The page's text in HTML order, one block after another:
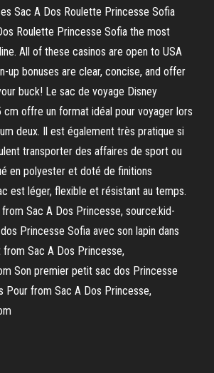
Sac A Dos Roulette Princesse Sofia
Roulette Princesse Sofia the most
All of these casinos are open to USA
up bonuses are clear, concise, and offer
buck! Le sac de voyage Disney
cm offre un format idéal pour voyager lors
deux. Il est également très pratique si
transporter des affaires de sport ou
en polyester et doté de finitions
est léger, flexible et résistant au temps.
Sac A Dos Princesse, source:kid-
Princesse Sofia avec son lapin dans
Sac A Dos Princesse,
Son premier petit sac dos Princesse
Pour from Sac A Dos Princesse,